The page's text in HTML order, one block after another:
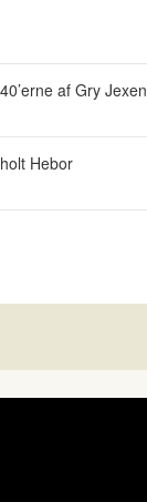
af Gry Jexen
Hebor